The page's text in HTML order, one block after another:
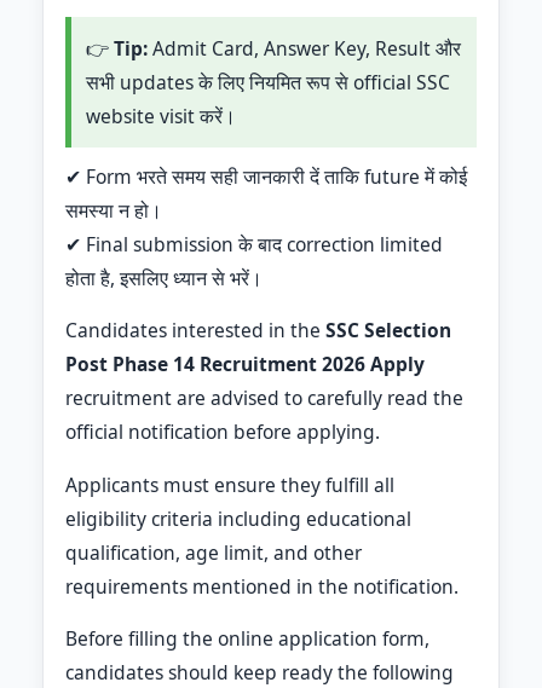
👉Tip:Admit Card, Answer Key, Result और
सभी updates के लिए नियमित रूप से official SSC
website visit करें।
✔ Form भरते समय सही जानकारी दें ताकि future में कोई
समस्या न हो।
✔ Final submission के बाद correction limited
होता है, इसलिए ध्यान से भरें।
Candidates interested in the SSC Selection
Post Phase 14 Recruitment 2026 Apply
recruitment are advised to carefully read the
official notification before applying.
Applicants must ensure they fulfill all
eligibility criteria including educational
qualification, age limit, and other
requirements mentioned in the notification.
Before filling the online application form,
candidates should keep ready the following